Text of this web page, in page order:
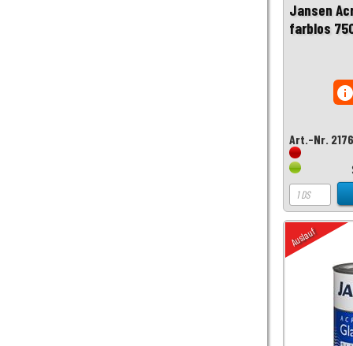
Jansen
farblos
Art.-Nr.
Auslauf